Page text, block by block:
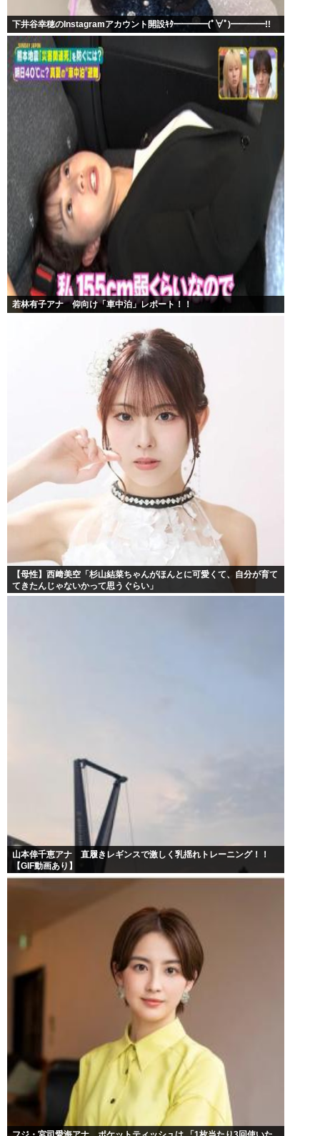
下井谷幸穂のInstagramアカウント開設ｷﾀ━━━━(ﾟ∀ﾟ)━━━━!!
若林有子アナ 仰向け「車中泊」レポート！！
【母性】西﨑美空「杉山結菜ちゃんがほんとに可愛くて、自分が育て
てきたんじゃないかって思うぐらい」
山本倖千恵アナ 直履きレギンスで激しく乳揺れトレーニング！！
【GIF動画あり】